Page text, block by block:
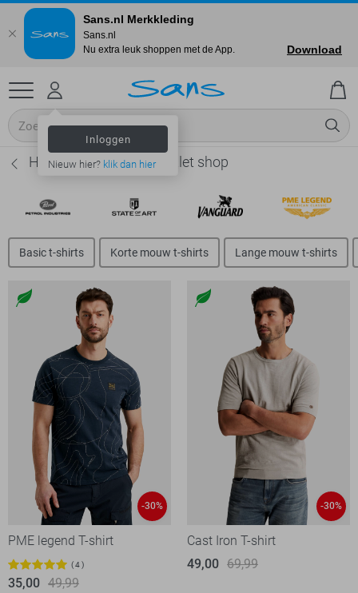
Inloggen
Nieuw hier? klik dan hier
Heren T-shirts Sale - Outlet shop
Basic t-shirts Korte mouw t-shirts Lange mouw t-shirts
-30%
PME legend T-shirt
4
35,00 49,99
-30%
Cast Iron T-shirt
49,00 69,99
Sans.nl Merkkleding
Sans.nl
Nu extra leuk shoppen met de App.
Download